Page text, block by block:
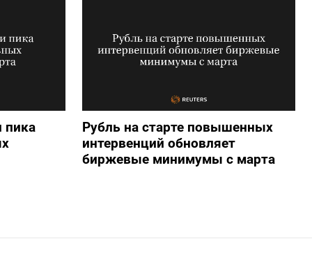
пика
Рубль на старте повышенных
интервенций обновляет
биржевые минимумы с марта